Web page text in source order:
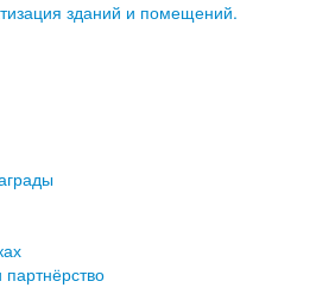
зданий и помещений.